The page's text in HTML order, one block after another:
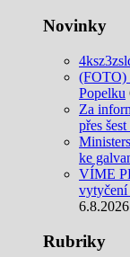
Novinky
(FOTO)
Popelku
Za
přes
ke
VÍME
vytyčení
6.8.2026
Rubriky